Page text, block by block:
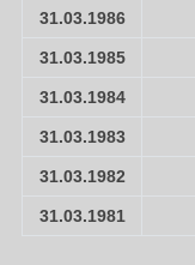
31.03.1986
31.03.1985
31.03.1984
31.03.1983
31.03.1982
31.03.1981